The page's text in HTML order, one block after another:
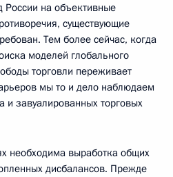
России на объективные
существующие
Тем более сейчас, когда
моделей глобального
торговли переживает
мы то и дело наблюдаем
завуалированных торговых
необходима выработка общих
дисбалансов. Прежде